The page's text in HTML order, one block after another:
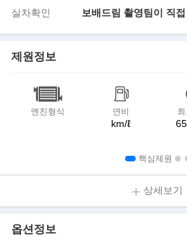
실차확인
보배드림 촬영팀이 직
제원정보
엔진형식 연비
km/ℓ
핵심제원
상세보기
옵션정보